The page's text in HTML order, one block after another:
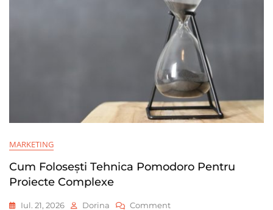
MARKETING
Cum Folosești Tehnica Pomodoro Pentru
Proiecte Complexe
Iul. 21, 2026 Dorina CommentOn